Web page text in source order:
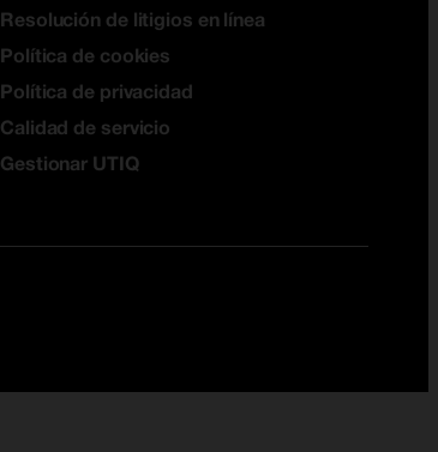
Resolución de litigios en línea
Política de cookies
Política de privacidad
Calidad de servicio
Gestionar UTIQ